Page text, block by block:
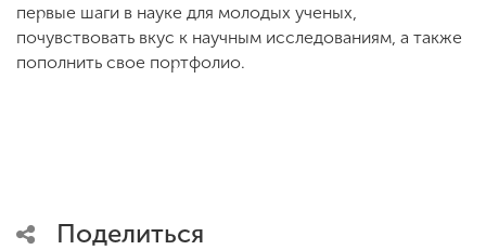
первые шаги в науке для молодых ученых,
почувствовать вкус к научным исследованиям, а также
пополнить свое портфолио.
Поделиться